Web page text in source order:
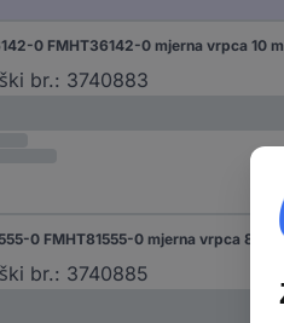
0 FMHT36142-0 mjerna vrpca 10 m
br.: 3740883
0 FMHT81555-0 mjerna vrpca 8 m
br.: 3740885